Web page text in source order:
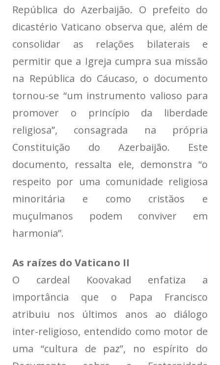
República do Azerbaijão. O prefeito do
dicastério Vaticano observa que, além de
consolidar as relações bilaterais e
permitir que a Igreja cumpra sua missão
na República do Cáucaso, o documento
tornou-se “um instrumento valioso para
promover o princípio da liberdade
religiosa”, consagrada na própria
Constituição do Azerbaijão. Este
documento, ressalta ele, demonstra “o
respeito por uma comunidade religiosa
minoritária e como cristãos e
muçulmanos podem conviver em
harmonia”.
As raízes do Vaticano II
O cardeal Koovakad enfatiza a
importância que o Papa Francisco
atribuiu nos últimos anos ao diálogo
inter-religioso, entendido como motor de
uma “cultura de paz”, no espírito do